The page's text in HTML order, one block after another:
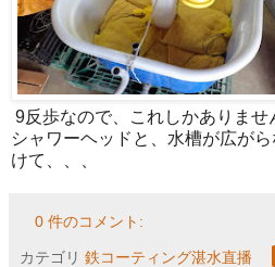
9反歩なので、これしかありませ
シャワーヘッドと、水槽が広が
けて、、、
0 件のコメント:
カテゴリ 鉄コーティング湛水直播